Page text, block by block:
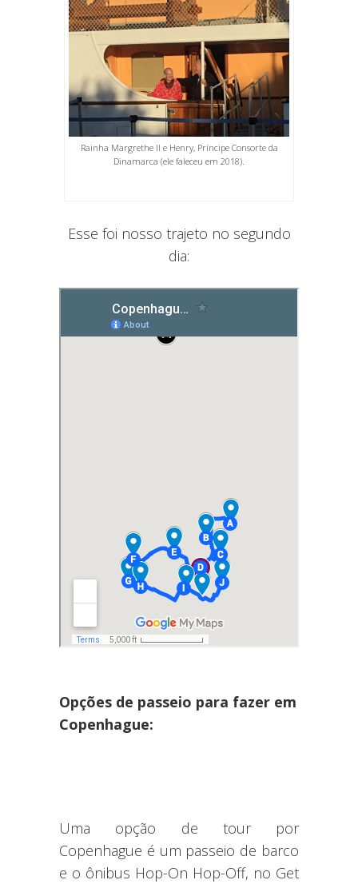
Rainha Margrethe II e Henry, Príncipe Consorte da
Dinamarca (ele faleceu em 2018).
Esse foi nosso trajeto no segundo
dia:
Opções de passeio para fazer em
Copenhague:
Uma opção de tour por
Copenhague é um passeio de barco
e o ônibus Hop-On Hop-Off, no Get